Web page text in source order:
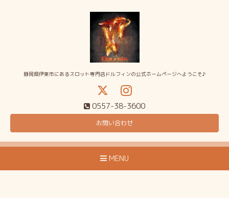
静岡県伊東市にあるスロット専門店ドルフィンの公式ホームページへようこそ♪
0557-38-3600
お問い合わせ
MENU